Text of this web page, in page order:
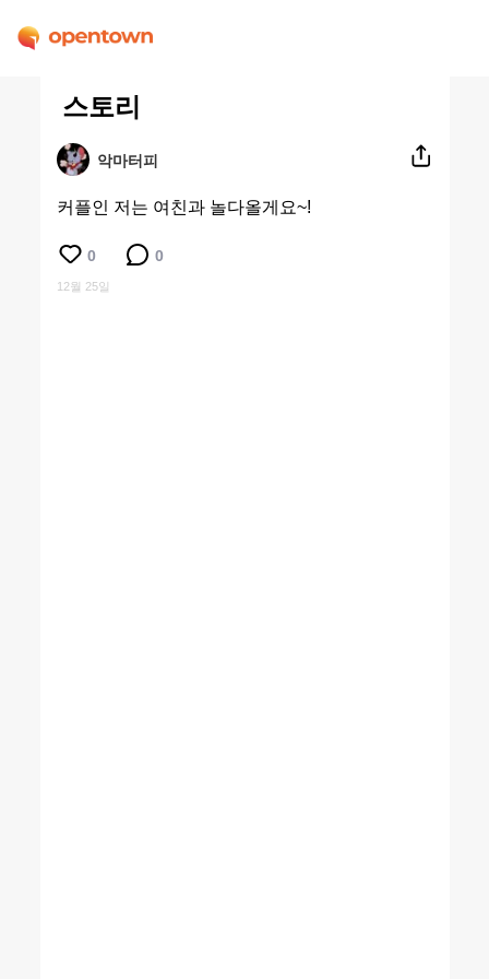
스토리
악마터피
커플인 저는 여친과 놀다올게요~!
0 0
12월 25일